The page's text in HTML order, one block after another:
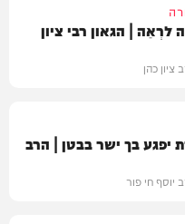
לרְאֵה | הגאון רבי ציון
ציון כהן
יפגע בך ישר בבטן | הרב
יוסף חי פור